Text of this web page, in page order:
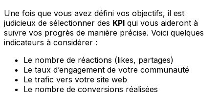
Une fois que vous avez défini vos objectifs, il est
judicieux de sélectionner des KPI qui vous aideront à
suivre vos progrès de manière précise. Voici quelques
indicateurs à considérer :
Le nombre de réactions (likes, partages)
Le taux d’engagement de votre communauté
Le trafic vers votre site web
Le nombre de conversions réalisées